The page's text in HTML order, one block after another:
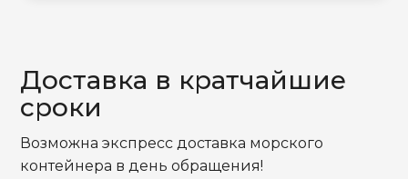
Доставка в кратчайшие
сроки
Возможна экспресс доставка морского
контейнера в день обращения!